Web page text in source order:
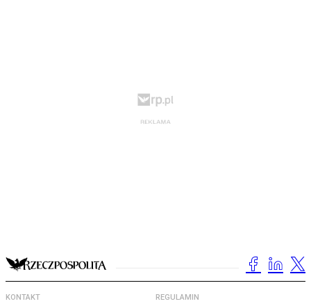
KONTAKT REGULAMIN